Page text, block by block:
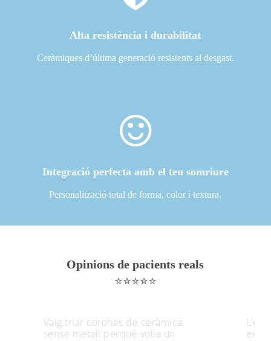
Alta resistència i durabilitat
Ceràmiques d’última generació resistents al desgast.
Integració perfecta amb el teu somriure
Personalització total de forma, color i textura.
Opinions de pacients reals
⭐⭐⭐⭐⭐
Vaig triar corones de ceràmica
sense metall perquè volia un